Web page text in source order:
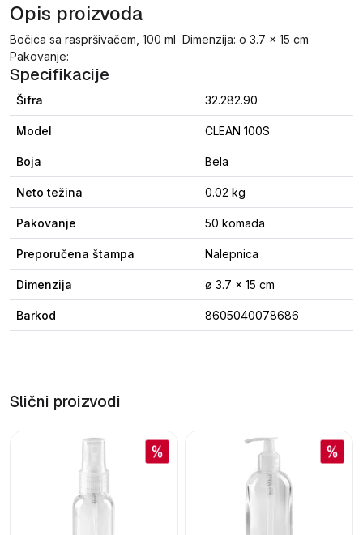
Opis proizvoda
Bočica sa raspršivačem, 100 ml Dimenzija: o 3.7 x 15 cm
Pakovanje:
Specifikacije
Šifra 32.282.90
Model CLEAN 100S
Boja Bela
Neto težina 0.02 kg
Pakovanje 50 komada
Preporučena štampa Nalepnica
Dimenzija ø 3.7 x 15 cm
Barkod 8605040078686
Slični proizvodi